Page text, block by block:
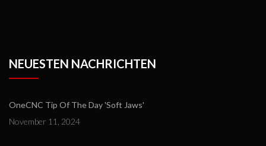
NEUESTEN NACHRICHTEN
OneCNC Tip Of The Day 'Soft Jaws'
November 11, 2024